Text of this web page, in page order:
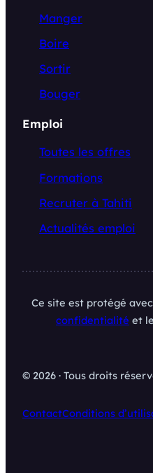
Manger
Boire
Sortir
Bouger
Emploi
Toutes les offres
Formations
Recruter à Tahiti
Actualités emploi
Ce site est protégé avec
confidentialité et
© 2026 · Tous droits
ContactConditions